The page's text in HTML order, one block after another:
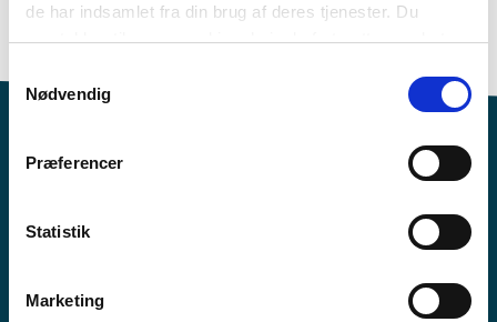
de har indsamlet fra din brug af deres tjenester. Du
samtykker til vores cookies, hvis du fortsætter med at
Nødvendig
Præferencer
Statistik
Marketing
Vilt tú vita meira um Norden i skolen?